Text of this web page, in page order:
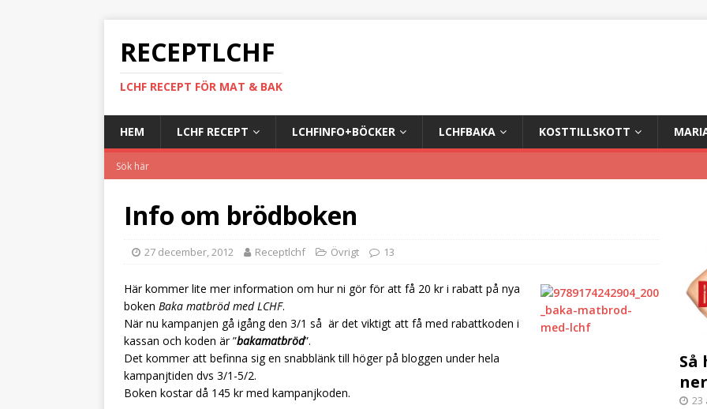
RECEPTLCHF
LCHF RECEPT FÖR MAT & BAK
HEM LCHF RECEPT LCHFINFO+BÖCKER LCHFBAKA KOSTTILLSKOTT
Info om brödboken
27 december, 2012 Receptlchf Övrigt 13
Här kommer lite mer information om hur ni gör för att få 20 kr i rabatt på nya
boken Baka matbröd med LCHF.
När nu kampanjen gå igång den 3/1 så är det viktigt att få med rabattkoden i
kassan och koden är ”bakamatbröd”.
Det kommer att befinna sig en snabblänk till höger på bloggen under hela
kampanjtiden dvs 3/1-5/2.
Boken kostar då 145 kr med kampanjkoden.
Så
23